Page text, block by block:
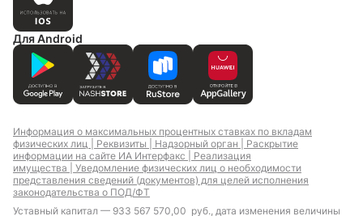
Для Android
Информация о максимальных процентных ставках по вкладам
физических лиц | Реквизиты | Надзорный орган | Раскрытие
информации на сайте ИА Интерфакс | Реализация
имущества | Уведомление физических лиц о необходимости
представления сведений (документов) для целей исполнения
законодательства о ПОД/ФТ
Уставный капитал — 933 567 570,00 руб., дата изменения величины